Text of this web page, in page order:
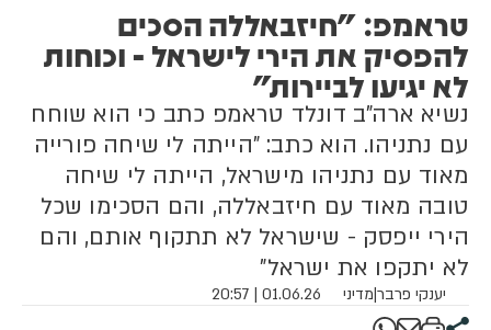
טראמפ: "חיזבאללה הסכים
להפסיק את הירי לישראל - וכוחות
לא יגיעו לביירות"
נשיא ארה"ב דונלד טראמפ כתב כי הוא שוחח
עם נתניהו. הוא כתב: "הייתה לי שיחה פורייה
מאוד עם נתניהו מישראל, הייתה לי שיחה
טובה מאוד עם חיזבאללה, והם הסכימו שכל
הירי ייפסק - שישראל לא תתקוף אותם, והם
לא יתקפו את ישראל"
יענקי פרבר|מדיני 01.06.26 | 20:57